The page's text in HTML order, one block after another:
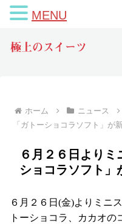
極上のスイーツ
ホーム ニュース
「ガトーショコラソフト」が
６月２６日より
ショコラソフト」
６月２６日(金)よりミニ
トーショコラ、カカオ
MENU